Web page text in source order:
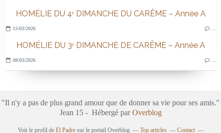
HOMÉLIE DU 4ᵉ DIMANCHE DU CARÊME – Année A
15/03/2026
HOMÉLIE DU 3ᵉ DIMANCHE DE CARÊME – Année A
08/03/2026
"Il n'y a pas de plus grand amour que de donner sa vie pour ses amis."
Jean 15 - Hébergé parOverblog
Voir le profil de El Padresur le portail Overblog Top articles Contact